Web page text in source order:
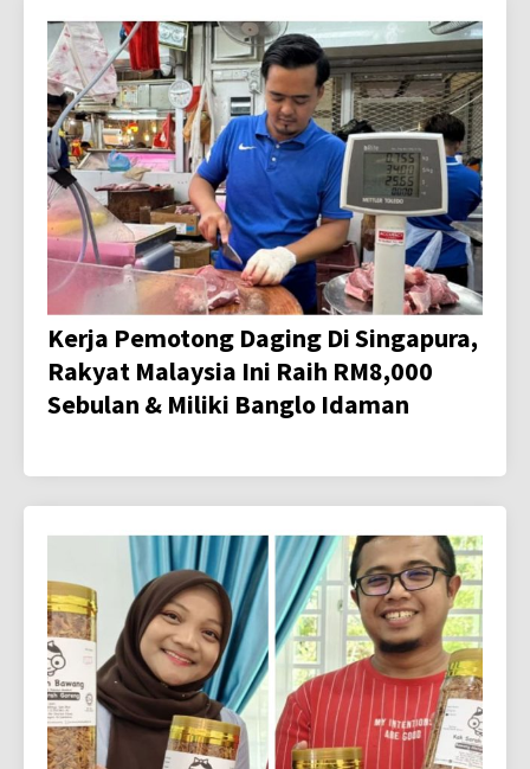
Kerja Pemotong Daging Di Singapura,
Rakyat Malaysia Ini Raih RM8,000
Sebulan & Miliki Banglo Idaman